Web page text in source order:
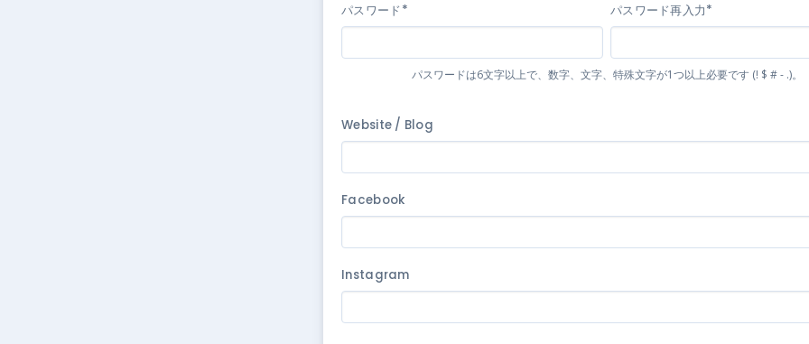
パスワード* パスワード再入力*
パスワードは6文字以上で、数字、文字、特殊文字が1つ以上必要です (! $ # - .)。
Website / Blog
Facebook
Instagram